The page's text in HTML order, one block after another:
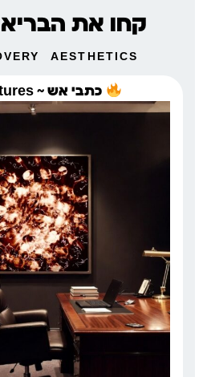
קחו את
AESTHETICS
כתבי אש ~ Fire Scriptures